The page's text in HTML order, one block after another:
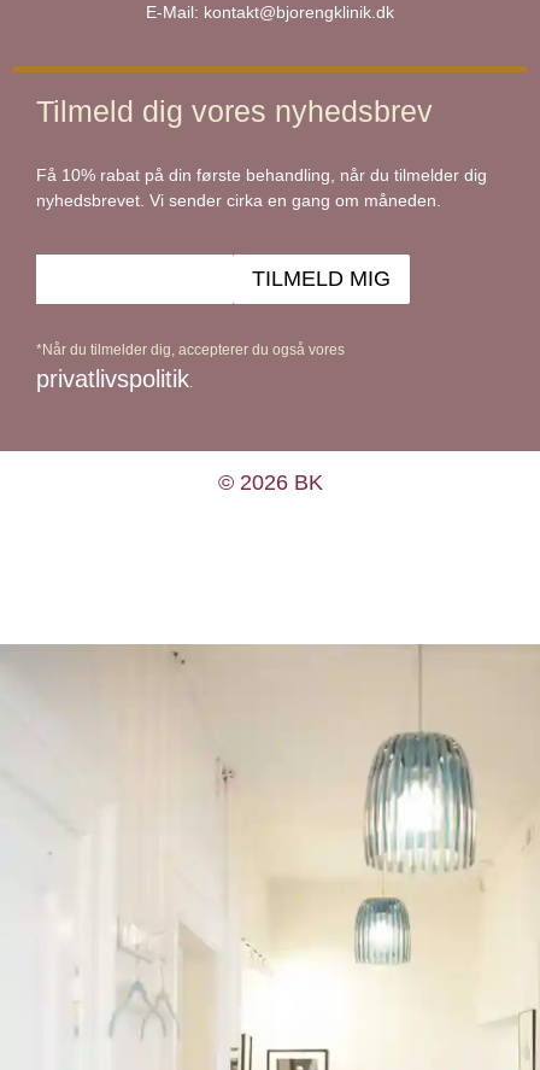
E-Mail: kontakt@bjorengklinik.dk
Tilmeld dig vores nyhedsbrev
Få 10% rabat på din første behandling, når du tilmelder dig
nyhedsbrevet. Vi sender cirka en gang om måneden.
*Når du tilmelder dig, accepterer du også vores
privatlivspolitik.
© 2026 BK